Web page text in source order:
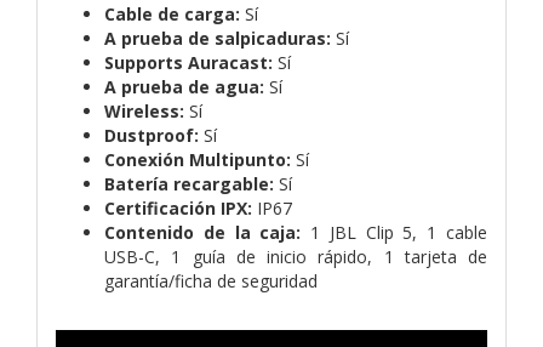
Cable de carga: Sí
A prueba de salpicaduras: Sí
Supports Auracast: Sí
A prueba de agua: Sí
Wireless: Sí
Dustproof: Sí
Conexión Multipunto: Sí
Batería recargable: Sí
Certificación IPX: IP67
Contenido de la caja: 1 JBL Clip 5, 1 cable
USB-C, 1 guía de inicio rápido, 1 tarjeta de
garantía/ficha de seguridad